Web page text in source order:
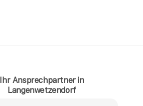
Ihr Ansprechpartner in
Langenwetzendorf